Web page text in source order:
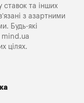
ставок та інших
з азартними
Будь-які
mind.ua
цілях.